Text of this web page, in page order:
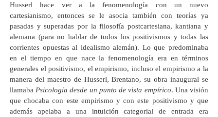
Husserl hace ver a la fenomenología con un nuevo
cartesianismo, entonces se le asocia también con teorías ya
pasadas y superadas por la filosofía postcartesiana, kantiana y
alemana (para no hablar de todos los positivismos y todas las
corrientes opuestas al idealismo alemán). Lo que predominaba
en el tiempo en que nace la fenomenología era en términos
generales el positivismo, el empirismo, incluso el empirismo a la
manera del maestro de Husserl, Brentano, su obra inaugural se
llamaba Psicología desde un punto de vista empírico. Una visión
que chocaba con este empirismo y con este positivismo y que
además apelaba a una intuición categorial de entrada era